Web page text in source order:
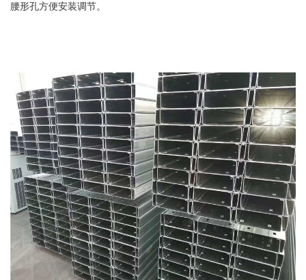
腰形孔方便安装调节。